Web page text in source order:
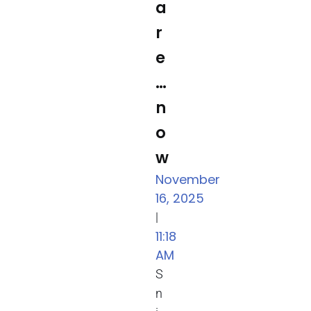
a
r
e
…
n
o
w
November
16, 2025
|
11:18
AM
S
n